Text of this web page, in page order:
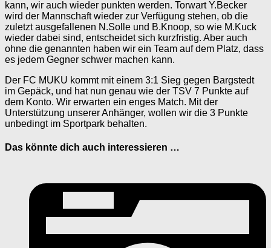
kann, wir auch wieder punkten werden. Torwart Y.Becker
wird der Mannschaft wieder zur Verfügung stehen, ob die
zuletzt ausgefallenen N.Solle und B.Knoop, so wie M.Kuck
wieder dabei sind, entscheidet sich kurzfristig. Aber auch
ohne die genannten haben wir ein Team auf dem Platz, dass
es jedem Gegner schwer machen kann.
Der FC MUKU kommt mit einem 3:1 Sieg gegen Bargstedt
im Gepäck, und hat nun genau wie der TSV 7 Punkte auf
dem Konto. Wir erwarten ein enges Match. Mit der
Unterstützung unserer Anhänger, wollen wir die 3 Punkte
unbedingt im Sportpark behalten.
Das könnte dich auch interessieren …